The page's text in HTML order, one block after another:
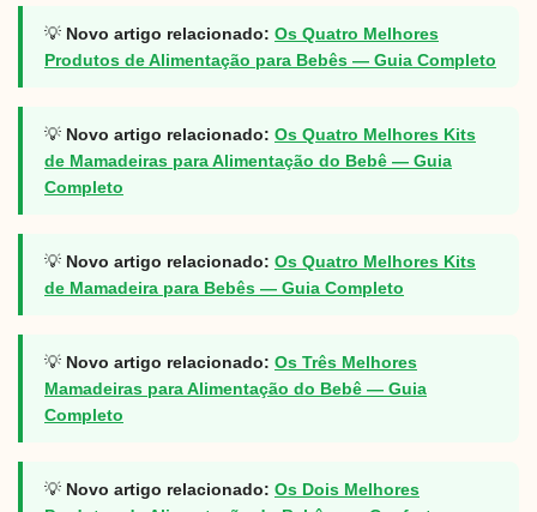
💡 Novo artigo relacionado: Os Quatro Melhores
Produtos de Alimentação para Bebês — Guia Completo
💡 Novo artigo relacionado: Os Quatro Melhores Kits
de Mamadeiras para Alimentação do Bebê — Guia
Completo
💡 Novo artigo relacionado: Os Quatro Melhores Kits
de Mamadeira para Bebês — Guia Completo
💡 Novo artigo relacionado: Os Três Melhores
Mamadeiras para Alimentação do Bebê — Guia
Completo
💡 Novo artigo relacionado: Os Dois Melhores